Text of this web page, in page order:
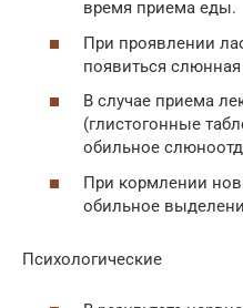
время приема еды.
При проявлении
появиться
В случае приема
(глистогонные
обильное
При кормлении
обильное
Психологические